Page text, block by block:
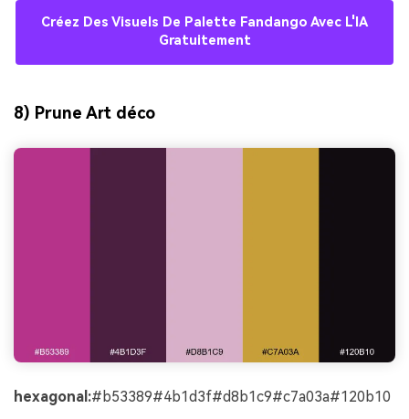
Créez Des Visuels De Palette Fandango Avec L'IA
Gratuitement
8) Prune Art déco
hexagonal:#b53389#4b1d3f#d8b1c9#c7a03a#120b10